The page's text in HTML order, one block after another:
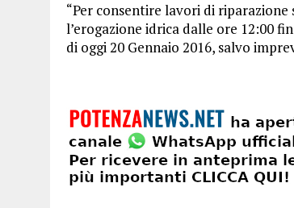
“Per consentire lavori di
l’erogazione idrica dalle ore 12:00
di oggi 20 Gennaio 2016, salvo